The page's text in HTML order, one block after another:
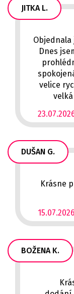
JITKA L.
Dnes
velice
DUŠAN G.
15.07.2026
Krásne
BOŽENA K.